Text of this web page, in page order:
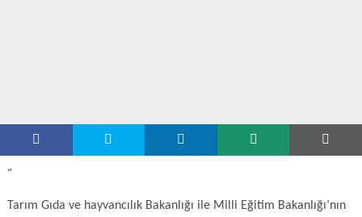
“
Tarım Gıda ve hayvancılık Bakanlığı ile Milli Eğitim Bakanlığı’nın